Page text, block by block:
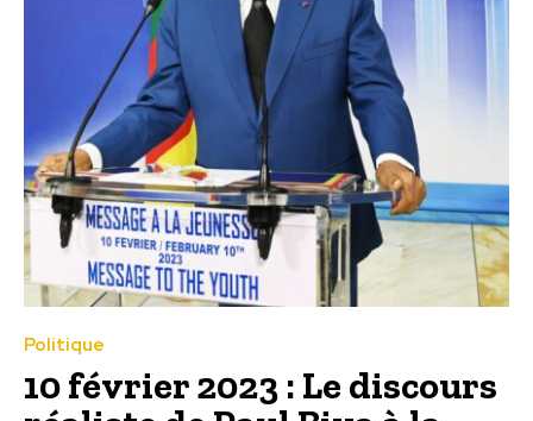
Politique
10 février 2023 : Le discours